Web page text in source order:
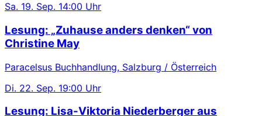
Sa. 19. Sep. 14:00 Uhr
Lesung: „Zuhause anders denken“ von
Christine May
Paracelsus Buchhandlung, Salzburg / Österreich
Di. 22. Sep. 19:00 Uhr
Lesung: Lisa-Viktoria Niederberger aus